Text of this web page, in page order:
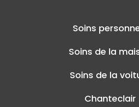
Soins
Soins de la
Soins de la
Chanteclair